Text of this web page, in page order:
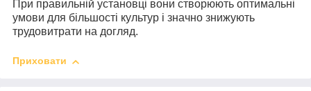
При правильній установці вони створюють оптимальні
умови для більшості культур і значно знижують
трудовитрати на догляд.
Приховати